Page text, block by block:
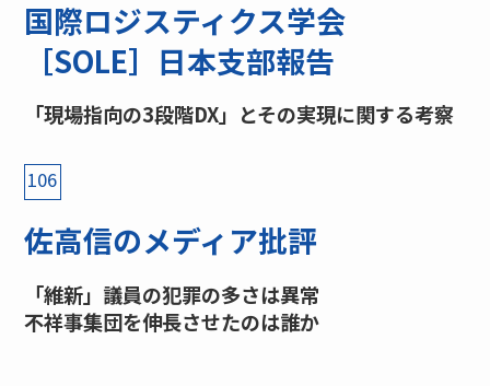
国際ロジスティクス学会
［SOLE］日本支部報告
「現場指向の3段階DX」とその実現に関する考察
106
佐高信のメディア批評
「維新」議員の犯罪の多さは異常
不祥事集団を伸長させたのは誰か